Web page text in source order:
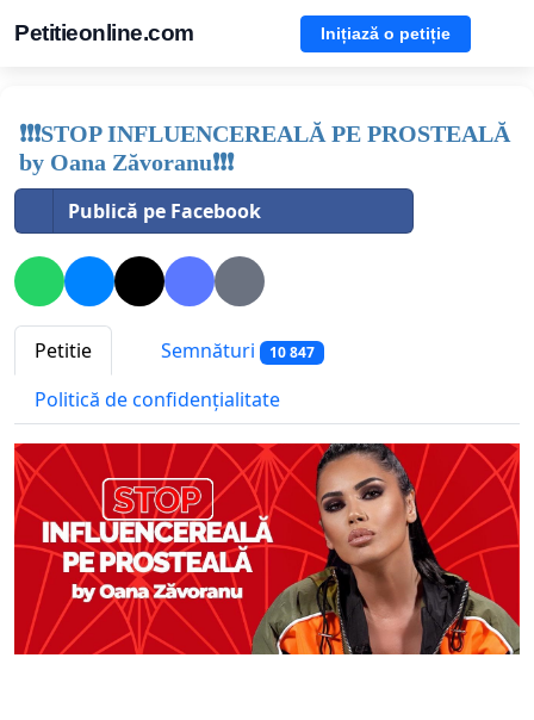
Petitieonline.com Inițiază o petiție
❗❗❗STOP INFLUENCEREALĂ PE PROSTEALĂ
by Oana Zăvoranu❗❗❗
Publică pe Facebook
Petitie Semnături 10 847
Politică de confidențialitate